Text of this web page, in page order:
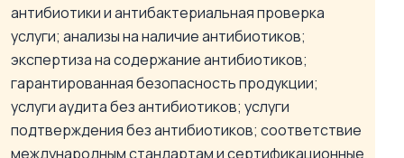
антибиотики и антибактериальная проверка
услуги; анализы на наличие антибиотиков;
экспертиза на содержание антибиотиков;
гарантированная безопасность продукции;
услуги аудита без антибиотиков; услуги
подтверждения без антибиотиков; соответствие
международным стандартам и сертификационные